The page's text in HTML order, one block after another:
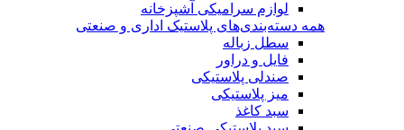
لوازم سرامیکی آشپزخانه
همه دسته‌بندی‌های پلاستیک اداری و صنعتی
سطل زباله
فایل و دراور
صندلی پلاستیکی
میز پلاستیکی
سبد کاغذ